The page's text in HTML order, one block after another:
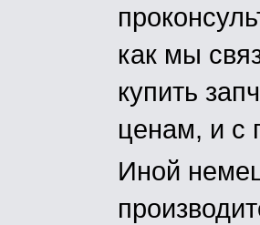
как мы
купить
ценам, и с
Иной